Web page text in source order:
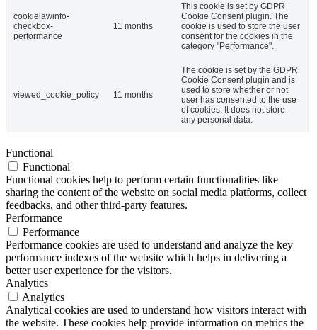
cookielawinfo-
checkbox-
performance
11 months
This cookie is set by GDPR
Cookie Consent plugin. The
cookie is used to store the user
consent for the cookies in the
category "Performance".
viewed_cookie_policy 11 months
The cookie is set by the GDPR
Cookie Consent plugin and is
used to store whether or not
user has consented to the use
of cookies. It does not store
any personal data.
Functional
Functional
Functional cookies help to perform certain functionalities like
sharing the content of the website on social media platforms, collect
feedbacks, and other third-party features.
Performance
Performance
Performance cookies are used to understand and analyze the key
performance indexes of the website which helps in delivering a
better user experience for the visitors.
Analytics
Analytics
Analytical cookies are used to understand how visitors interact with
the website. These cookies help provide information on metrics the